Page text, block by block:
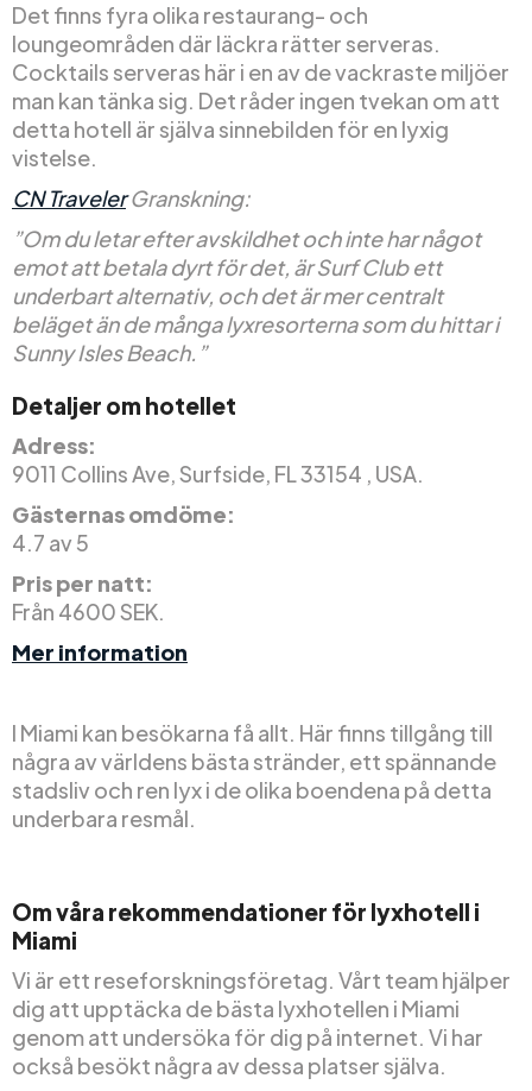
Det finns fyra olika restaurang- och
loungeområden där läckra rätter serveras.
Cocktails serveras här i en av de vackraste miljöer
man kan tänka sig. Det råder ingen tvekan om att
detta hotell är själva sinnebilden för en lyxig
vistelse.
CN TravelerGranskning:
”Om du letar efter avskildhet och inte har något
emot att betala dyrt för det, är Surf Club ett
underbart alternativ, och det är mer centralt
beläget än de många lyxresorterna som du hittar i
Sunny Isles Beach.”
Detaljer om hotellet
Adress:
9011 Collins Ave, Surfside, FL 33154 , USA.
Gästernas omdöme:
4.7 av 5
Pris per natt:
Från 4600 SEK.
Mer information
I Miami kan besökarna få allt. Här finns tillgång till
några av världens bästa stränder, ett spännande
stadsliv och ren lyx i de olika boendena på detta
underbara resmål.
Om våra rekommendationer för lyxhotell i
Miami
Vi är ett reseforskningsföretag. Vårt team hjälper
dig att upptäcka de bästa lyxhotellen i Miami
genom att undersöka för dig på internet. Vi har
också besökt några av dessa platser själva.